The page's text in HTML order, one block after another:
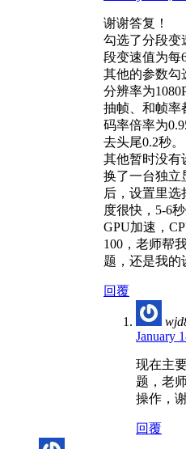
谢谢答复！
勾选了分段变
段变速值为每
其他的参数勾
分辨率为
抽帧、和帧率
码率倍率为
去头尾0.2秒。
其他暂时没有
换了一台独立
后，设置里选
度很快，5-6
GPU加速，
100，老师帮
题，还是我的
回覆
January
现在主
题，老
操作，
回覆